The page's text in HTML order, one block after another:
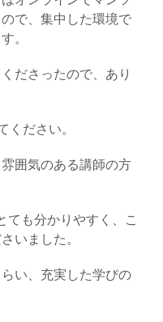
で、集中した環境で
。
ださったので、あり
ください。
囲気のある講師の方
ても分かりやすく、こ
いました。
い、充実した学びの